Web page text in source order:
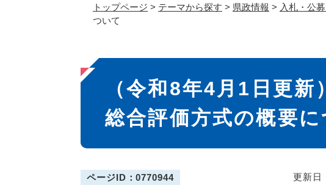
トップページ > テーマから探す > 県政情報 > 入札・公
ついて
本
文
（令和8年4月1日更
総合評価方式の概要に
ページID：0770944 更新日